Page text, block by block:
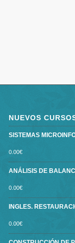
NUEVOS
SISTEMAS
0.00€
ANÁLISIS DE
0.00€
INGLES.
0.00€